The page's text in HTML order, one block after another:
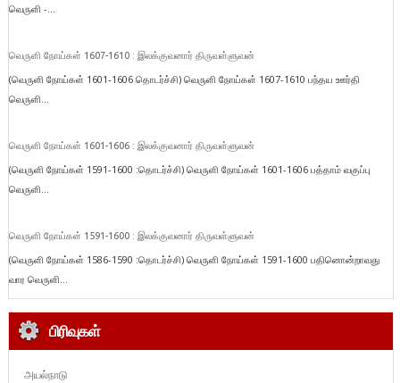
வெருளி -...
வெருளி நோய்கள் 1607-1610 : இலக்குவனார் திருவள்ளுவன்
(வெருளி நோய்கள் 1601-1606 தொடர்ச்சி) வெருளி நோய்கள் 1607-1610 பந்தய ஊர்தி
வெருளி...
வெருளி நோய்கள் 1601-1606 : இலக்குவனார் திருவள்ளுவன்
(வெருளி நோய்கள் 1591-1600 :தொடர்ச்சி) வெருளி நோய்கள் 1601-1606 பத்தாம் வகுப்பு
வெருளி...
வெருளி நோய்கள் 1591-1600 : இலக்குவனார் திருவள்ளுவன்
(வெருளி நோய்கள் 1586-1590 :தொடர்ச்சி) வெருளி நோய்கள் 1591-1600 பதினொன்றாவது
வார வெருளி...
பிரிவுகள்
அயல்நாடு